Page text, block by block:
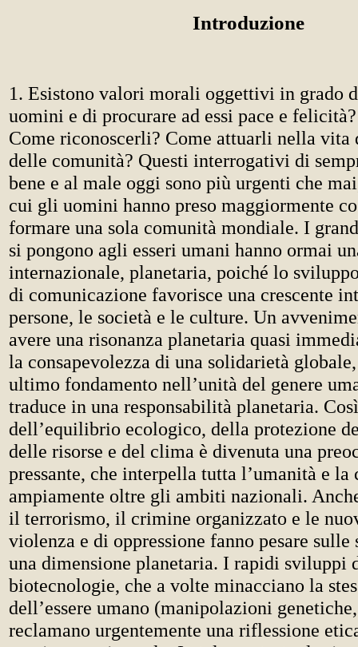
Introduzione
1. Esistono valori morali oggettivi in grado
uomini e di procurare ad essi pace e
Come riconoscerli? Come attuarli nella vita
delle comunità? Questi interrogativi di
bene e al male oggi sono più urgenti che
cui gli uomini hanno preso maggiormente
formare una sola comunità mondiale. I
si pongono agli esseri umani hanno ormai
internazionale, planetaria, poiché lo
di comunicazione favorisce una crescente
persone, le società e le culture. Un
avere una risonanza planetaria quasi
la consapevolezza di una solidarietà
ultimo fondamento nell’unità del genere
traduce in una responsabilità planetaria.
dell’equilibrio ecologico, della protezione
delle risorse e del clima è divenuta una
pressante, che interpella tutta l’umanità e la
ampiamente oltre gli ambiti nazionali.
il terrorismo, il crimine organizzato e le
violenza e di oppressione fanno pesare sulle
una dimensione planetaria. I rapidi sviluppi
biotecnologie, che a volte minacciano la
dell’essere umano (manipolazioni
reclamano urgentemente una riflessione